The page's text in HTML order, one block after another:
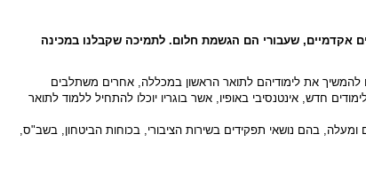
אקדמיים, שעבורי הם הגשמת חלום. לתמיכה שקבלנו במכינה
את לימודיהם לתואר הראשון במכללה, אחרים משתלבים
שונים ברחבי הארץ. בעקבות ההצלחה גובר הביקוש ללימודים במכינה "שלושים פלוס" ובתאריך 13 לפברואר 2011, יפתח מחזור לימודים חדש, אינטנסיבי באופיו, אשר בוגריו יוכלו להתחיל ללמוד לתואר
בהם נושאי תפקידים בשירות הציבורי, בכוחות הביטחון, בשב"ס,